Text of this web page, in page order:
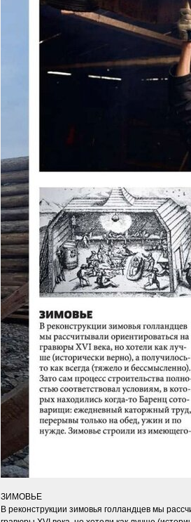
ЗИМОВЬЕ
В реконструкции зимовья голландцев мы